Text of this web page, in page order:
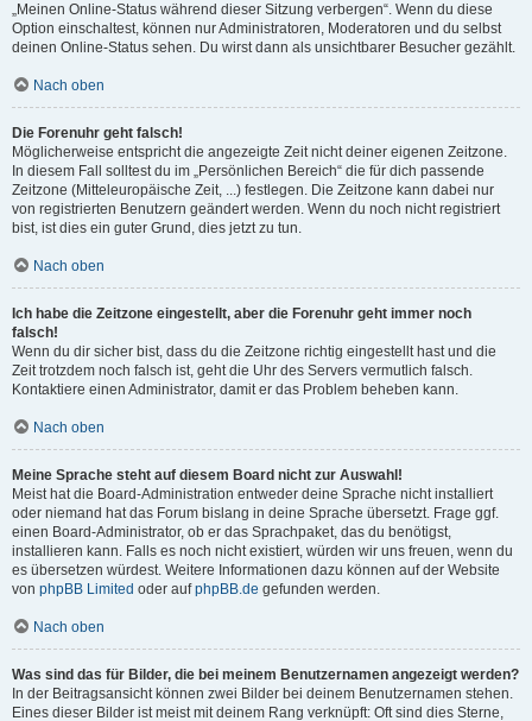
„Meinen Online-Status während dieser Sitzung verbergen“. Wenn du diese
Option einschaltest, können nur Administratoren, Moderatoren und du selbst
deinen Online-Status sehen. Du wirst dann als unsichtbarer Besucher gezählt.
Nach oben
Die Forenuhr geht falsch!
Möglicherweise entspricht die angezeigte Zeit nicht deiner eigenen Zeitzone.
In diesem Fall solltest du im „Persönlichen Bereich“ die für dich passende
Zeitzone (Mitteleuropäische Zeit, ...) festlegen. Die Zeitzone kann dabei nur
von registrierten Benutzern geändert werden. Wenn du noch nicht registriert
bist, ist dies ein guter Grund, dies jetzt zu tun.
Nach oben
Ich habe die Zeitzone eingestellt, aber die Forenuhr geht immer noch
falsch!
Wenn du dir sicher bist, dass du die Zeitzone richtig eingestellt hast und die
Zeit trotzdem noch falsch ist, geht die Uhr des Servers vermutlich falsch.
Kontaktiere einen Administrator, damit er das Problem beheben kann.
Nach oben
Meine Sprache steht auf diesem Board nicht zur Auswahl!
Meist hat die Board-Administration entweder deine Sprache nicht installiert
oder niemand hat das Forum bislang in deine Sprache übersetzt. Frage ggf.
einen Board-Administrator, ob er das Sprachpaket, das du benötigst,
installieren kann. Falls es noch nicht existiert, würden wir uns freuen, wenn du
es übersetzen würdest. Weitere Informationen dazu können auf der Website
von phpBB Limited oder aufphpBB.de gefunden werden.
Nach oben
Was sind das für Bilder, die bei meinem Benutzernamen angezeigt werden?
In der Beitragsansicht können zwei Bilder bei deinem Benutzernamen stehen.
Eines dieser Bilder ist meist mit deinem Rang verknüpft: Oft sind dies Sterne,